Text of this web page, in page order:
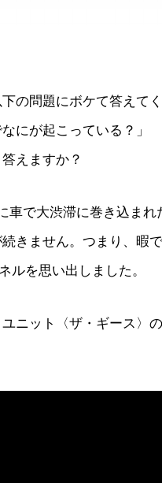
の問題にボケて答えてく
にが起こっている？」
えますか？
車で大渋滞に巻き込まれ
きません。つまり、暇
ルを思い出しました。
ニット〈ザ・ギース〉